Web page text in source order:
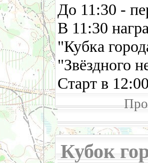
До 11:30 -
В 11:30
"Кубка
"Звёздного
Старт в
Кубок